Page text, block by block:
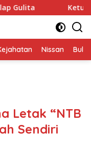
Ketua HMPS Magister
Nissan
Letak “NTB
Sendiri